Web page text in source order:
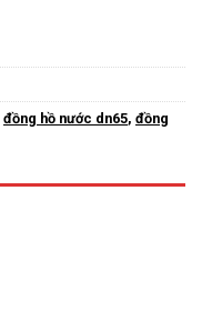
đồng hồ nước dn65, đồng